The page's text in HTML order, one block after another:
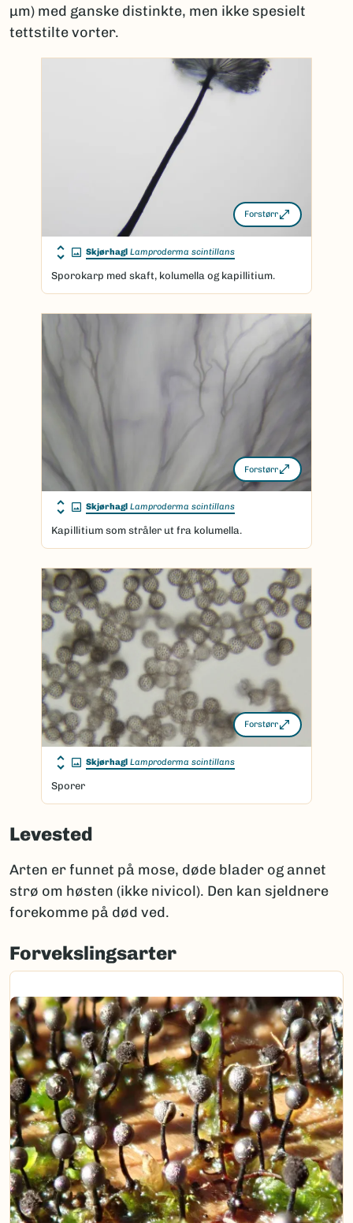
µm) med ganske distinkte, men ikke spesielt
tettstilte vorter.
Forstørr
Skjørhagl Lamproderma scintillans
Sporokarp med skaft, kolumella og kapillitium.
Forstørr
Skjørhagl Lamproderma scintillans
Kapillitium som stråler ut fra kolumella.
Forstørr
Skjørhagl Lamproderma scintillans
Sporer
Levested
Arten er funnet på mose, døde blader og annet
strø om høsten (ikke nivicol). Den kan sjeldnere
forekomme på død ved.
Forvekslingsarter